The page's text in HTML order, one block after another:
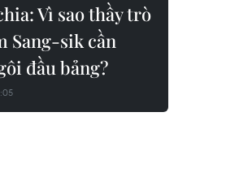
Vì sao thầy trò
Sang-sik cần
đầu bảng?